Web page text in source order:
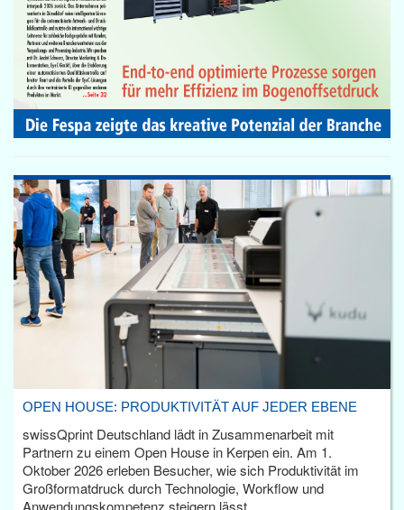
OPEN HOUSE: PRODUKTIVITÄT AUF JEDER EBENE
swissQprint Deutschland lädt in Zusammenarbeit mit
Partnern zu einem Open House in Kerpen ein. Am 1.
Oktober 2026 erleben Besucher, wie sich Produktivität im
Großformatdruck durch Technologie, Workflow und
Anwendungskompetenz steigern lässt.